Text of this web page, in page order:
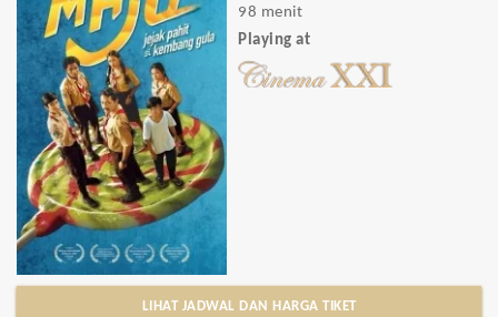
98 menit
Playing at
LIHAT JADWAL DAN HARGA TIKET